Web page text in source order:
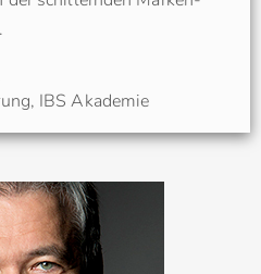
IBS Akademie